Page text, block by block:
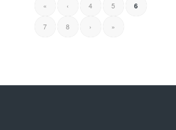
« ‹ 4 5 6
7 8 › »